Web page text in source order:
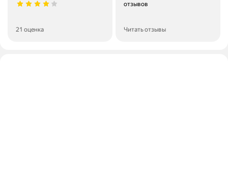
21 оценка
отзывов
Читать отзывы